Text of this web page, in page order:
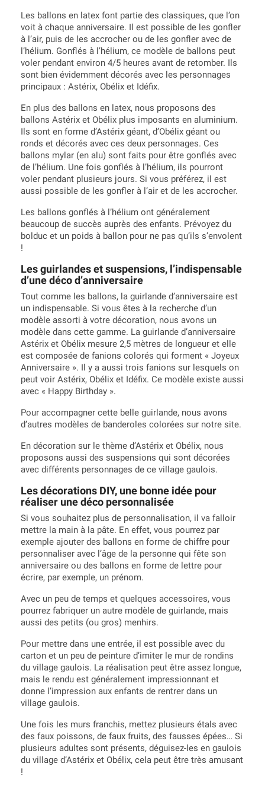
Les ballons en latex font partie des classiques, que l’on
voit à chaque anniversaire. Il est possible de les gonfler
à l’air, puis de les accrocher ou de les gonfler avec de
l’hélium. Gonflés à l’hélium, ce modèle de ballons peut
voler pendant environ 4/5 heures avant de retomber. Ils
sont bien évidemment décorés avec les personnages
principaux : Astérix, Obélix et Idéfix.
En plus des ballons en latex, nous proposons des
ballons Astérix et Obélix plus imposants en aluminium.
Ils sont en forme d’Astérix géant, d’Obélix géant ou
ronds et décorés avec ces deux personnages. Ces
ballons mylar (en alu) sont faits pour être gonflés avec
de l’hélium. Une fois gonflés à l’hélium, ils pourront
voler pendant plusieurs jours. Si vous préférez, il est
aussi possible de les gonfler à l’air et de les accrocher.
Les ballons gonflés à l’hélium ont généralement
beaucoup de succès auprès des enfants. Prévoyez du
bolduc et un poids à ballon pour ne pas qu’ils s’envolent
!
Les guirlandes et suspensions, l’indispensable
d’une déco d’anniversaire
Tout comme les ballons, la guirlande d’anniversaire est
un indispensable. Si vous êtes à la recherche d’un
modèle assorti à votre décoration, nous avons un
modèle dans cette gamme. La guirlande d’anniversaire
Astérix et Obélix mesure 2,5 mètres de longueur et elle
est composée de fanions colorés qui forment « Joyeux
Anniversaire ». Il y a aussi trois fanions sur lesquels on
peut voir Astérix, Obélix et Idéfix. Ce modèle existe aussi
avec « Happy Birthday ».
Pour accompagner cette belle guirlande, nous avons
d’autres modèles de banderoles colorées sur notre site.
En décoration sur le thème d’Astérix et Obélix, nous
proposons aussi des suspensions qui sont décorées
avec différents personnages de ce village gaulois.
Les décorations DIY, une bonne idée pour
réaliser une déco personnalisée
Si vous souhaitez plus de personnalisation, il va falloir
mettre la main à la pâte. En effet, vous pourrez par
exemple ajouter des ballons en forme de chiffre pour
personnaliser avec l’âge de la personne qui fête son
anniversaire ou des ballons en forme de lettre pour
écrire, par exemple, un prénom.
Avec un peu de temps et quelques accessoires, vous
pourrez fabriquer un autre modèle de guirlande, mais
aussi des petits (ou gros) menhirs.
Pour mettre dans une entrée, il est possible avec du
carton et un peu de peinture d’imiter le mur de rondins
du village gaulois. La réalisation peut être assez longue,
mais le rendu est généralement impressionnant et
donne l’impression aux enfants de rentrer dans un
village gaulois.
Une fois les murs franchis, mettez plusieurs étals avec
des faux poissons, de faux fruits, des fausses épées… Si
plusieurs adultes sont présents, déguisez-les en gaulois
du village d’Astérix et Obélix, cela peut être très amusant
!